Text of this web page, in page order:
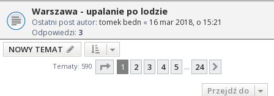
Warszawa - upalanie po lodzie
Ostatni post autor: tomek bedn « 16 mar 2018, o 15:21
Odpowiedzi: 3
NOWY TEMAT
Tematy: 590 Strona z24
1 2 3 4 5 … 24
Przejdź do